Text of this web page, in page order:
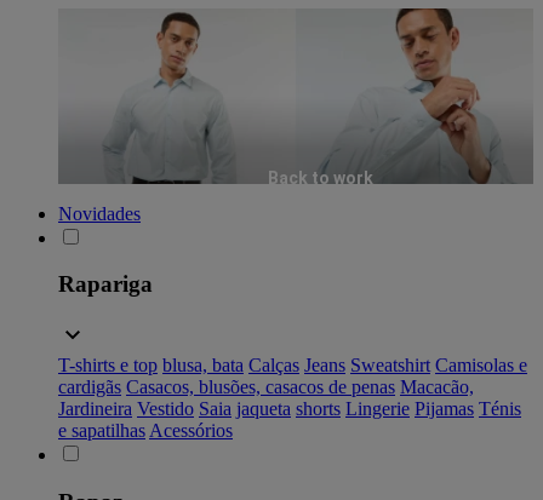
Back to work
Novidades
Rapariga
T-shirts e top blusa, bata Calças Jeans Sweatshirt Camisolas e
cardigãs Casacos, blusões, casacos de penas Macacão,
Jardineira Vestido Saia jaqueta shorts Lingerie Pijamas Ténis
e sapatilhas Acessórios